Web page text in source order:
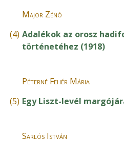
Major Zénó
(4) Adalékok az orosz
történetéhez (1918)
Péterné Fehér Mária
(5) Egy Liszt-levél
Sarlós István